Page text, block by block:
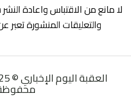
لا مانع من الاقتباس واعادة
والتعليقات المنشورة